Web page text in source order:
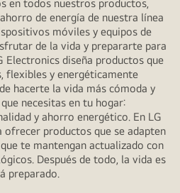
en todos nuestros productos,
de energía de nuestra línea
móviles y equipos de
de la vida y prepararte para
Electronics diseña productos que
flexibles y energéticamente
hacerte la vida más cómoda y
necesitas en tu hogar:
y ahorro energético. En LG
productos que se adapten
te mantengan actualizado con
Después de todo, la vida es
preparado.